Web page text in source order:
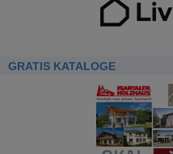
GRATIS KATALOGE